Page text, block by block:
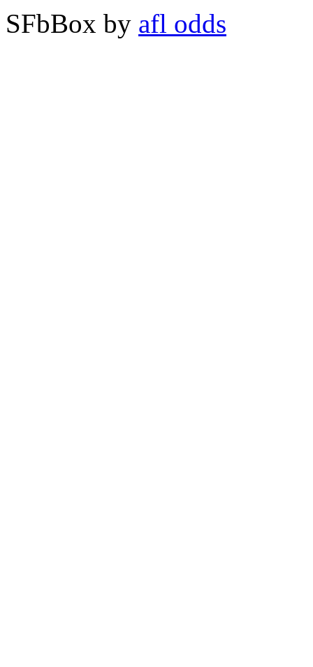
SFbBox by afl odds